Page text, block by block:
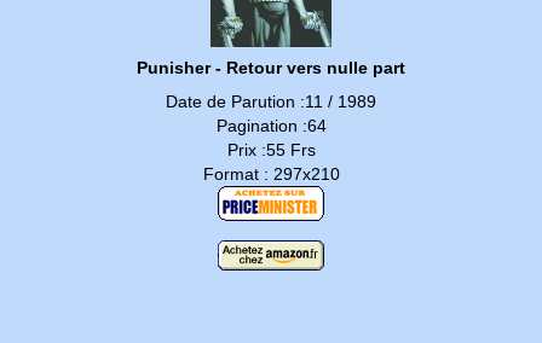
Punisher - Retour vers nulle part
Date de Parution :11 / 1989
Pagination :64
Prix :55 Frs
Format : 297x210